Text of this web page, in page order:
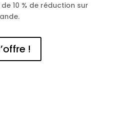
10 % de réduction sur
!